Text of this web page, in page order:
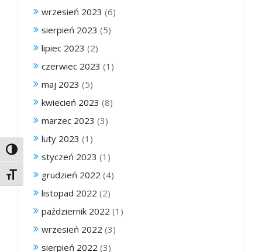
Toggle High Contrast
Toggle Font size
wrzesień 2023 (6)
sierpień 2023 (5)
lipiec 2023 (2)
czerwiec 2023 (1)
maj 2023 (5)
kwiecień 2023 (8)
marzec 2023 (3)
luty 2023 (1)
styczeń 2023 (1)
grudzień 2022 (4)
listopad 2022 (2)
październik 2022 (1)
wrzesień 2022 (3)
sierpień 2022 (3)